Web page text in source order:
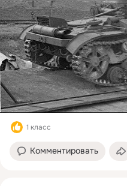
1 класс
Комментировать